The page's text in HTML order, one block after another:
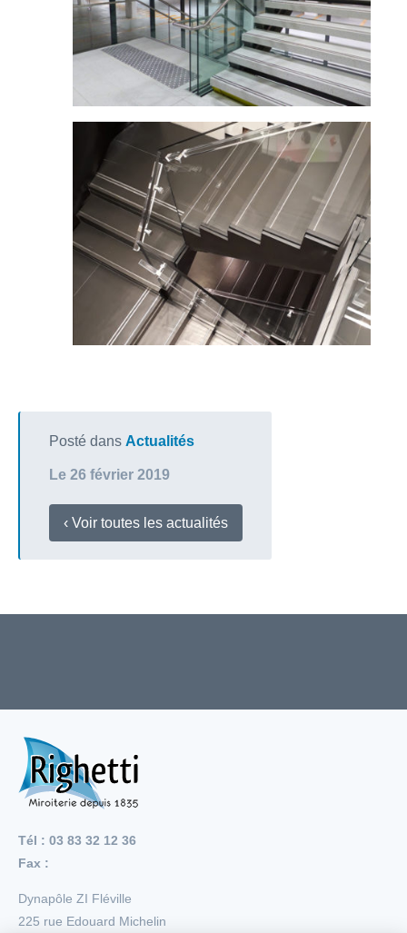
Posté dans Actualités
Le 26 février 2019
‹ Voir toutes les actualités
Tél : 03 83 32 12 36
Fax :
Dynapôle ZI Fléville
225 rue Edouard Michelin